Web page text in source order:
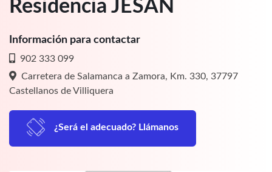
Residencia JESAN
Información para contactar
902 333 099
Carretera de Salamanca a Zamora, Km. 330, 37797
Castellanos de Villiquera
¿Será el adecuado? Llámanos